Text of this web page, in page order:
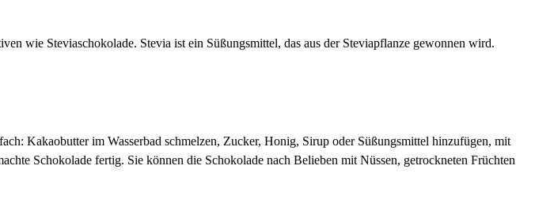
wie Steviaschokolade. Stevia ist ein Süßungsmittel, das aus der Steviapflanze gewonnen wird.
Kakaobutter im Wasserbad schmelzen, Zucker, Honig, Sirup oder Süßungsmittel hinzufügen, mit
Schokolade fertig. Sie können die Schokolade nach Belieben mit Nüssen, getrockneten Früchten